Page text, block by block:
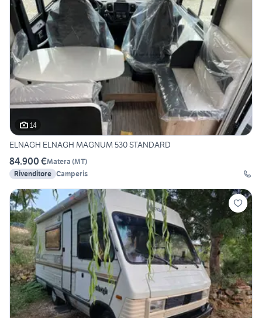
14
ELNAGH ELNAGH MAGNUM 530 STANDARD
84.900 €Matera (MT)
Rivenditore Camperis